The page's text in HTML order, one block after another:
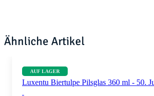
Ähnliche Artikel
AUF LAGER
Luxentu Biertulpe Pilsglas 360 ml - 50.